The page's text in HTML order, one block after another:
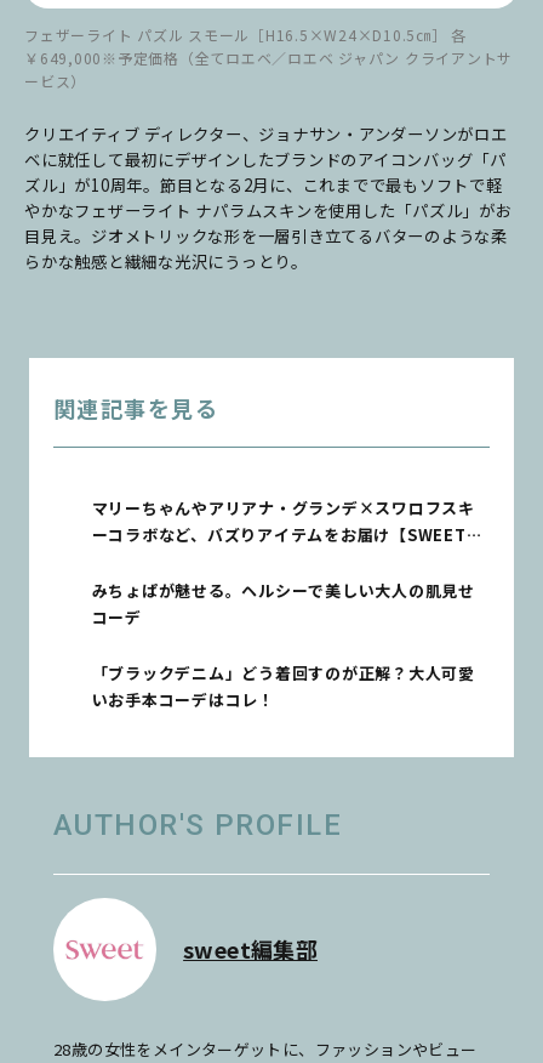
フェザーライト パズル スモール［H16.5×W24×D10.5㎝］ 各
￥649,000※予定価格（全てロエベ／ロエベ ジャパン クライアントサ
ービス）
クリエイティブ ディレクター、ジョナサン・アンダーソンがロエ
ベに就任して最初にデザインしたブランドのアイコンバッグ「パ
ズル」が10周年。節目となる2月に、これまでで最もソフトで軽
やかなフェザーライト ナパラムスキンを使用した「パズル」がお
目見え。ジオメトリックな形を一層引き立てるバターのような柔
らかな触感と繊細な光沢にうっとり。
関連記事を見る
マリーちゃんやアリアナ・グランデ×スワロフスキ
ーコラボなど、バズりアイテムをお届け【SWEET
みちょぱが魅せる。ヘルシーで美しい大人の肌見せ
コーデ
「ブラックデニム」どう着回すのが正解？大人可愛
いお手本コーデはコレ！
AUTHOR'S PROFILE
sweet編集部
28歳の女性をメインターゲットに、ファッションやビュー